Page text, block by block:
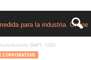
SMFT-1000
CORPORATION